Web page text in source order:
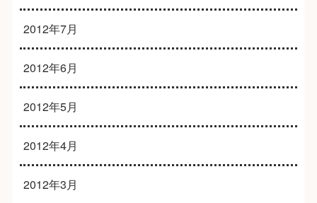
2012年7月
2012年6月
2012年5月
2012年4月
2012年3月